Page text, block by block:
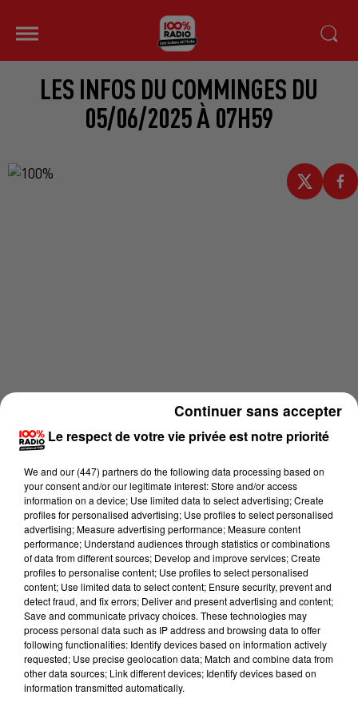
LES INFOS DU COMMINGES DU
05/06/2025 À 07H59
Lecture (4 min 15 sec)
100%
100% Radio les infos du Comminges
Le respect de votre vie privée est notre priorité
We and our (447) partnersdo the following data processing based on
your consent and/or our legitimate interest: Store and/or access
information on a device; Use limited data to select advertising; Create
profiles for personalised advertising; Use profiles to select personalised
advertising; Measure advertising performance; Measure content
performance; Understand audiences through statistics or combinations
of data from different sources; Develop and improve services; Create
profiles to personalise content; Use profiles to select personalised
content; Use limited data to select content; Ensure security, prevent and
detect fraud, and fix errors; Deliver and present advertising and content;
Save and communicate privacy choices. These technologies may
process personal data such as IP address and browsing data to offer
following functionalities: Identify devices based on information actively
requested; Use precise geolocation data; Match and combine data from
other data sources; Link different devices; Identify devices based on
information transmitted automatically.
Continuer sans accepter